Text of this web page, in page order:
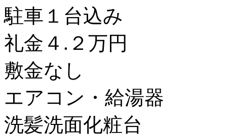
駐車１台込み
礼金４.２万円
敷金なし
エアコン・給湯器
洗髪洗面化粧台